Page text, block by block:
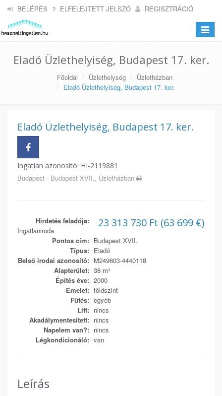
BELÉPÉS ELFELEJTETT JELSZÓ REGISZTRÁCIÓ
Toggle
Eladó Üzlethelyiség, Budapest 17. ker.
Főoldal Üzlethelység
Üzletházban
Eladó Üzlethelyiség, Budapest 17. ker.
Eladó Üzlethelyiség, Budapest 17. ker.
Ingatlan azonosító: HI-2119881
Budapest - Budapest XVII., Üzletházban
23 313 730 Ft (63 699 €)
Hirdetés feladója:
Ingatlaniroda
Pontos cím: Budapest XVII.
Típus: Eladó
Belső irodai azonosító: M249603-4440118
Alapterület: 38 m²
Építés éve: 2000
Emelet: földszint
Fűtés: egyéb
Lift: nincs
Akadálymentesített: nincs
Napelem van?: nincs
Légkondicionáló: van
Leírás